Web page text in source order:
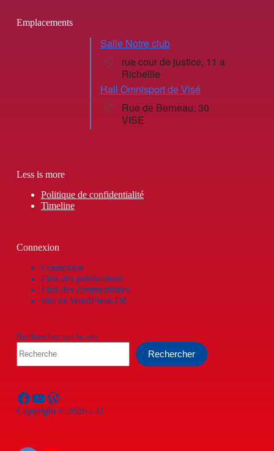
Emplacements
Salle Notre club
rue cour de justice, 11 a
Richellle
Hall Omnisport de Visé
Rue de Berneau, 30
VISE
Less is more
Politique de confidentialité
Timeline
Connexion
Connexion
Flux des publications
Flux des commentaires
Site de WordPress-FR
Rechercher sur le site
Rechercher
Facebook
YouTube
WordPress
Copyright © 2026 - JJ